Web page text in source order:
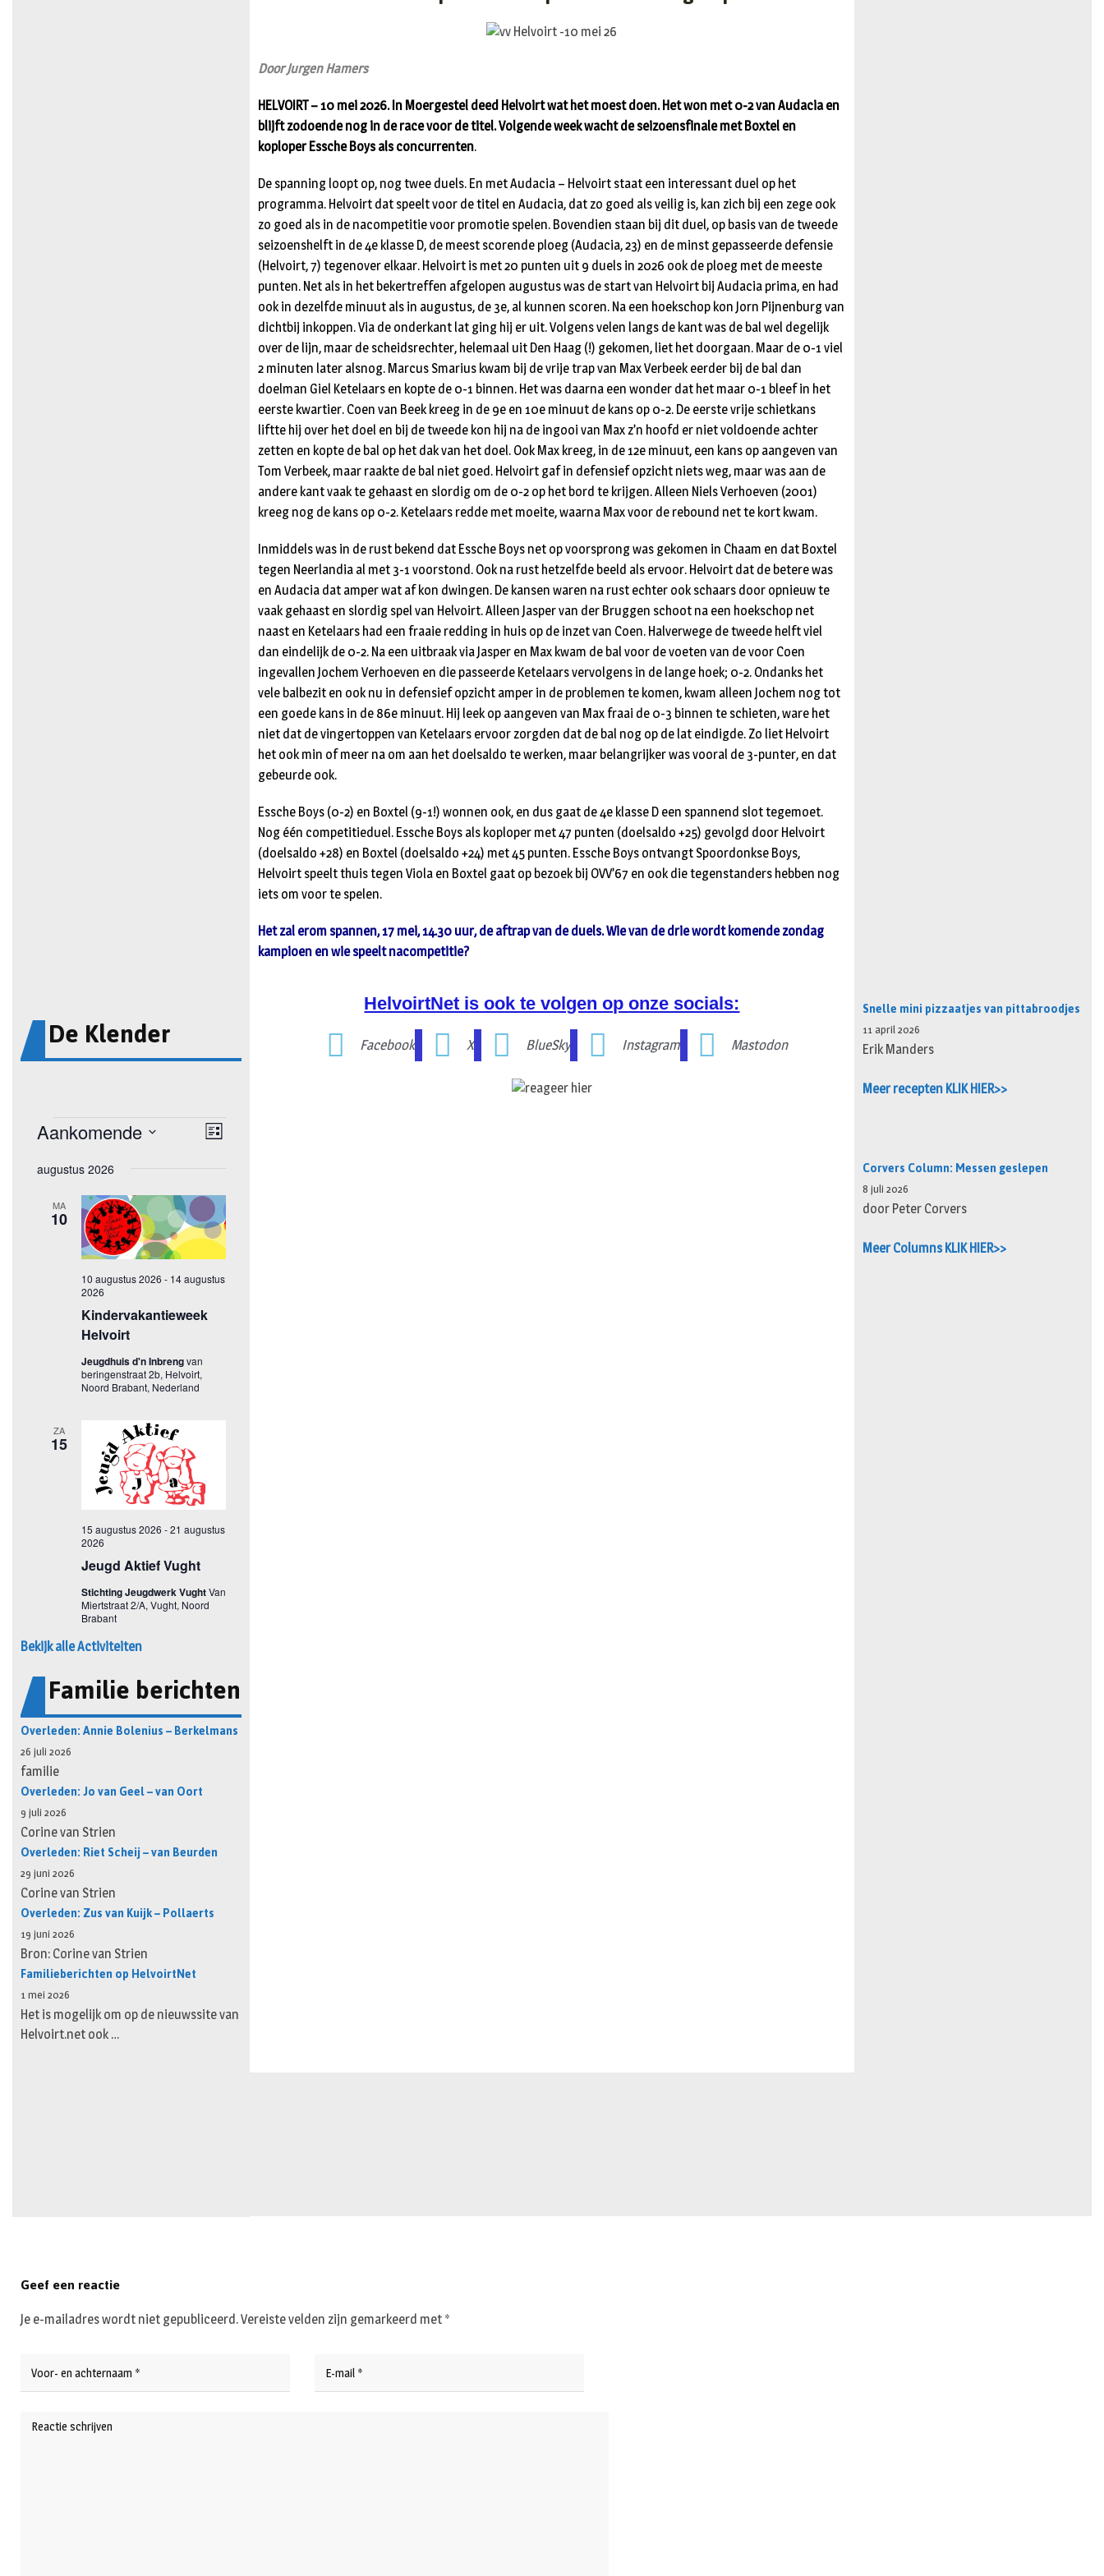
De Klender
Bekijk alle Activiteiten
Familie berichten
Overleden: Annie Bolenius – Berkelmans
26 juli 2026
familie
Overleden: Jo van Geel – van Oort
9 juli 2026
Corine van Strien
Overleden: Riet Scheij – van Beurden
29 juni 2026
Corine van Strien
Overleden: Zus van Kuijk – Pollaerts
19 juni 2026
Bron: Corine van Strien
Familieberichten op HelvoirtNet
1 mei 2026
Het is mogelijk om op de nieuwssite van
Helvoirt.net ook …
Door Jurgen Hamers
HELVOIRT – 10 mei 2026. In Moergestel deed Helvoirt wat het moest doen. Het won met 0-2 van Audacia en
blijft zodoende nog in de race voor de titel. Volgende week wacht de seizoensfinale met Boxtel en
koploper Essche Boys als concurrenten.
De spanning loopt op, nog twee duels. En met Audacia – Helvoirt staat een interessant duel op het
programma. Helvoirt dat speelt voor de titel en Audacia, dat zo goed als veilig is, kan zich bij een zege ook
zo goed als in de nacompetitie voor promotie spelen. Bovendien staan bij dit duel, op basis van de tweede
seizoenshelft in de 4e klasse D, de meest scorende ploeg (Audacia, 23) en de minst gepasseerde defensie
(Helvoirt, 7) tegenover elkaar. Helvoirt is met 20 punten uit 9 duels in 2026 ook de ploeg met de meeste
punten. Net als in het bekertreffen afgelopen augustus was de start van Helvoirt bij Audacia prima, en had
ook in dezelfde minuut als in augustus, de 3e, al kunnen scoren. Na een hoekschop kon Jorn Pijnenburg van
dichtbij inkoppen. Via de onderkant lat ging hij er uit. Volgens velen langs de kant was de bal wel degelijk
over de lijn, maar de scheidsrechter, helemaal uit Den Haag (!) gekomen, liet het doorgaan. Maar de 0-1 viel
2 minuten later alsnog. Marcus Smarius kwam bij de vrije trap van Max Verbeek eerder bij de bal dan
doelman Giel Ketelaars en kopte de 0-1 binnen. Het was daarna een wonder dat het maar 0-1 bleef in het
eerste kwartier. Coen van Beek kreeg in de 9e en 10e minuut de kans op 0-2. De eerste vrije schietkans
liftte hij over het doel en bij de tweede kon hij na de ingooi van Max z’n hoofd er niet voldoende achter
zetten en kopte de bal op het dak van het doel. Ook Max kreeg, in de 12e minuut, een kans op aangeven van
Tom Verbeek, maar raakte de bal niet goed. Helvoirt gaf in defensief opzicht niets weg, maar was aan de
andere kant vaak te gehaast en slordig om de 0-2 op het bord te krijgen. Alleen Niels Verhoeven (2001)
kreeg nog de kans op 0-2. Ketelaars redde met moeite, waarna Max voor de rebound net te kort kwam.
Inmiddels was in de rust bekend dat Essche Boys net op voorsprong was gekomen in Chaam en dat Boxtel
tegen Neerlandia al met 3-1 voorstond. Ook na rust hetzelfde beeld als ervoor. Helvoirt dat de betere was
en Audacia dat amper wat af kon dwingen. De kansen waren na rust echter ook schaars door opnieuw te
vaak gehaast en slordig spel van Helvoirt. Alleen Jasper van der Bruggen schoot na een hoekschop net
naast en Ketelaars had een fraaie redding in huis op de inzet van Coen. Halverwege de tweede helft viel
dan eindelijk de 0-2. Na een uitbraak via Jasper en Max kwam de bal voor de voeten van de voor Coen
ingevallen Jochem Verhoeven en die passeerde Ketelaars vervolgens in de lange hoek; 0-2. Ondanks het
vele balbezit en ook nu in defensief opzicht amper in de problemen te komen, kwam alleen Jochem nog tot
een goede kans in de 86e minuut. Hij leek op aangeven van Max fraai de 0-3 binnen te schieten, ware het
niet dat de vingertoppen van Ketelaars ervoor zorgden dat de bal nog op de lat eindigde. Zo liet Helvoirt
het ook min of meer na om aan het doelsaldo te werken, maar belangrijker was vooral de 3-punter, en dat
gebeurde ook.
Essche Boys (0-2) en Boxtel (9-1!) wonnen ook, en dus gaat de 4e klasse D een spannend slot tegemoet.
Nog één competitieduel. Essche Boys als koploper met 47 punten (doelsaldo +25) gevolgd door Helvoirt
(doelsaldo +28) en Boxtel (doelsaldo +24) met 45 punten. Essche Boys ontvangt Spoordonkse Boys,
Helvoirt speelt thuis tegen Viola en Boxtel gaat op bezoek bij OVV’67 en ook die tegenstanders hebben nog
iets om voor te spelen.
Het zal erom spannen, 17 mei, 14.30 uur, de aftrap van de duels. Wie van de drie wordt komende zondag
kampioen en wie speelt nacompetitie?
HelvoirtNet is ook te volgen op onze socials:
Facebook X BlueSky Instagram Mastodon
Snelle mini pizzaatjes van pittabroodjes
11 april 2026
Erik Manders
Meer recepten KLIK HIER>>
Corvers Column: Messen geslepen
8 juli 2026
door Peter Corvers
Meer Columns KLIK HIER>>
Geef een reactie
Je e-mailadres wordt niet gepubliceerd.Vereiste velden zijn gemarkeerd met *